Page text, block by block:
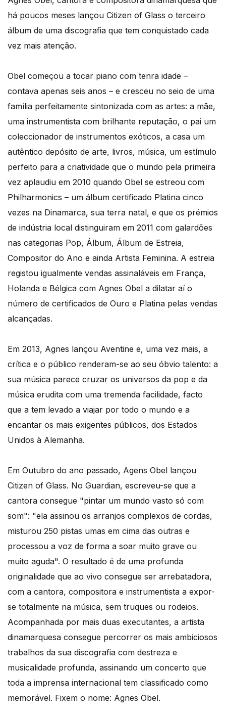
há poucos meses lançou Citizen of Glass o terceiro
álbum de uma discografia que tem conquistado cada
vez mais atenção.
Obel começou a tocar piano com tenra idade –
contava apenas seis anos – e cresceu no seio de uma
família perfeitamente sintonizada com as artes: a mãe,
uma instrumentista com brilhante reputação, o pai um
coleccionador de instrumentos exóticos, a casa um
autêntico depósito de arte, livros, música, um estímulo
perfeito para a criatividade que o mundo pela primeira
vez aplaudiu em 2010 quando Obel se estreou com
Philharmonics – um álbum certificado Platina cinco
vezes na Dinamarca, sua terra natal, e que os prémios
de indústria local distinguiram em 2011 com galardões
nas categorias Pop, Álbum, Álbum de Estreia,
Compositor do Ano e ainda Artista Feminina. A estreia
registou igualmente vendas assinaláveis em França,
Holanda e Bélgica com Agnes Obel a dilatar aí o
número de certificados de Ouro e Platina pelas vendas
alcançadas.
Em 2013, Agnes lançou Aventine e, uma vez mais, a
crítica e o público renderam-se ao seu óbvio talento: a
sua música parece cruzar os universos da pop e da
música erudita com uma tremenda facilidade, facto
que a tem levado a viajar por todo o mundo e a
encantar os mais exigentes públicos, dos Estados
Unidos à Alemanha.
Em Outubro do ano passado, Agens Obel lançou
Citizen of Glass. No Guardian, escreveu-se que a
cantora consegue "pintar um mundo vasto só com
som": "ela assinou os arranjos complexos de cordas,
misturou 250 pistas umas em cima das outras e
processou a voz de forma a soar muito grave ou
muito aguda". O resultado é de uma profunda
originalidade que ao vivo consegue ser arrebatadora,
com a cantora, compositora e instrumentista a expor-
se totalmente na música, sem truques ou rodeios.
Acompanhada por mais duas executantes, a artista
dinamarquesa consegue percorrer os mais ambiciosos
trabalhos da sua discografia com destreza e
musicalidade profunda, assinando um concerto que
toda a imprensa internacional tem classificado como
memorável. Fixem o nome: Agnes Obel.